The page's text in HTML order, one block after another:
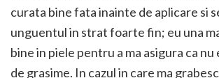
curata bine fata inainte de aplicare si
unguentul in strat foarte fin; eu una
bine in piele pentru a ma asigura ca nu
de grasime. In cazul in care ma